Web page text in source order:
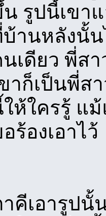
รูปนี้เขา
านหลังนั้น
เดียว พี่ส
าก็เป็นพี่ส
ห้ใครรู้ แ
ร้องเอาไว้
คีเอารูปนั้